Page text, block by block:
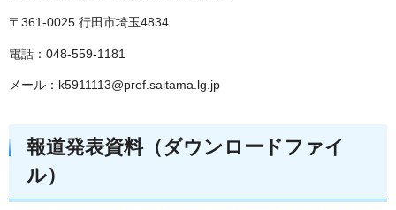
〒361-0025 行田市埼玉4834
電話：048-559-1181
メール：k5911113@pref.saitama.lg.jp
報道発表資料（ダウンロードファイ
ル）